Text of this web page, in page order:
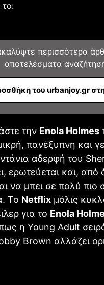
σειρά — και το
Το Πρώτο Teaser Trailer
Cregger
το:
περισσότερα
αποτελέσματα
του urbanjoy.gr
την Enola Holmes
πανέξυπνη και
αδερφή του
ερωτεύεται και, από
να μπει σε πολύ πιο
Το Netflixμόλις
για το Enola
η Young Adult
Brown αλλάζει